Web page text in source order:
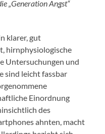
„Generation Angst“
klarer, gut
hirnphysiologische
Untersuchungen und
sind leicht fassbar
Einordnung
des
ahnten, macht